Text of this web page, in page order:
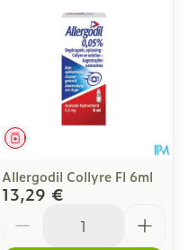
Médicament
Allergodil Collyre Fl 6ml
13,29 €